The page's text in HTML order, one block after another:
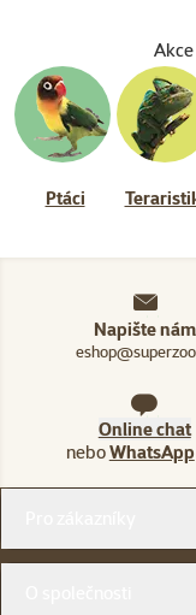
Ptáci
Napište nám
Online chat
neboWhatsApp